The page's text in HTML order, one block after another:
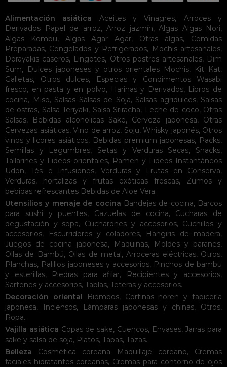
Alimentación asiática Aceites y Vinagres, Arroces y
Derivados
Papel de arroz, Arroz jazmín, Algas Algas Nori,
Algas Kombu, Algas Agar Agar, Otras algas, Comidas
Preparadas, Congelados y Refrigerados, Mochis artesanales,
Dorayakis caseros, Lingotes, Otros postres artesanales, Dim
Sum, Dulces japoneses y otros orientales Mochis, Kit Kat,
Galletas, Otros dulces, Especias y Condimentos
Wasabi
fresco, en pasta y en polvo, Harinas y Derivados, Libros de
cocina, Miso, Salsas Salsas de Soja, Salsas agridulces, Salsas
de ostras, Salsa Teriyaki, Salsa Sriracha, Leche de coco, Otras
Salsas, Bebidas alcohólicas Sake, Cerveza japonesa, Otras
Cervezas asiáticas, Vino de arroz, Soju, Whisky japonés, Otros
vinos y licores asiáticos, Bebidas premium japonesas, Packs,
Semillas y Legumbres, Setas y Verduras Secas, Snacks,
Tallarines y Fideos orientales, Ramen y Fideos Instantáneos
Udon,Tés e Infusiones, Verduras y Frutas en Conserva,
Verduras, hortalizas y frutas exóticas frescas, Zumos y
bebidas refrescantes Bebidas de Aloe Vera.
Utensilios y menaje de cocina Bandejas de cocina, Barcos
para sushi y puentes, Cazuelas de cocina, Cucharas de
degustación y sopa, Cucharones y accesorios, Cuchillos y
accesorios, Escurridores y coladores, Hangiris de madera,
Juegos de cocina japonesa, Maquinas, Moldes y baranes,
Ollas de Bambú, Ollas de metal,Arroceras eléctricas, Otros,
Planchas, Palillos japoneses y accesorios, Pinchos de bambu
y esterillas, Piedras para afilar, Recipientes y accesorios,
Sartenes y accesorios, Tablas, Teteras y accesorios.
Decoración oriental
Biombos, Cortinas noren y tapicería
japonesa, Inciensos, Lámparas japonesas y chinas, Otros,
Ropa.
Vajilla asiática Copas de sake, Cuencos, Envases,Jarras para
sake y salsa de soja, Platos, Tapas, Tazas.
Belleza
Cosmética coreana Maquillaje coreano, Cremas
faciales hidratantes coreanas, Cremas para contorno de ojos